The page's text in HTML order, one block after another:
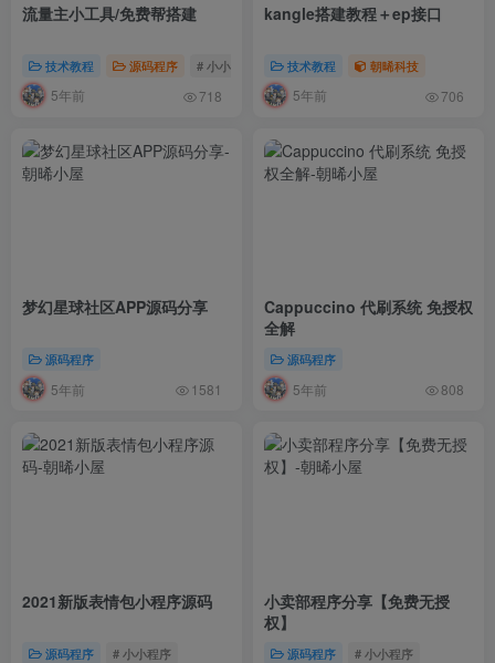
流量主小工具/免费帮搭建
技术教程 源码程序 # 小小程序
5年前 718
kangle搭建教程＋ep接口
技术教程 朝晞科技
5年前 706
梦幻星球社区APP源码分享
源码程序
5年前 1581
Cappuccino 代刷系统 免授权
全解
源码程序
5年前 808
2021新版表情包小程序源码
源码程序 # 小小程序
小卖部程序分享【免费无授
权】
源码程序 # 小小程序